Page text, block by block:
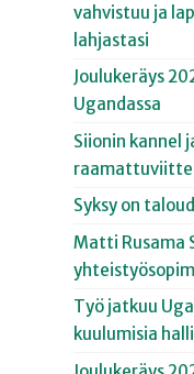
vahvistuu ja
lahjastasi
Joulukeräys
Ugandassa
Siionin kannel
Syksy on
Matti Rusama
Työ jatkuu
kuulumisia